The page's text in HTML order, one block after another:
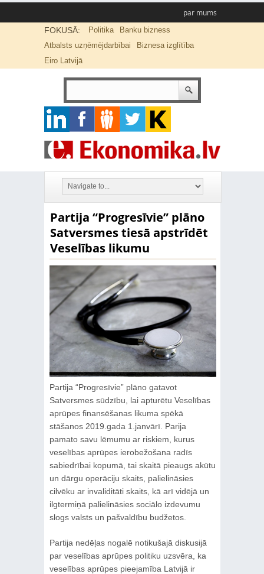
par mums
FOKUSĀ: Politika
Banku bizness
Atbalsts uzņēmējdarbībai
Biznesa izglītība
Eiro Latvijā
Partija “Progresīvie” plāno
Satversmes tiesā apstrīdēt
Veselības likumu
Partija “Progresīvie” plāno gatavot
Satversmes sūdzību, lai apturētu Veselības
aprūpes finansēšanas likuma spēkā
stāšanos 2019.gada 1.janvārī. Parija
pamato savu lēmumu ar riskiem, kurus
veselības aprūpes ierobežošana radīs
sabiedrībai kopumā, tai skaitā pieaugs akūtu
un dārgu operāciju skaits, palielināsies
cilvēku ar invaliditāti skaits, kā arī vidējā un
ilgtermiņā palielināsies sociālo izdevumu
slogs valsts un pašvaldību budžetos.
Partija nedēļas nogalē notikušajā diskusijā
par veselības aprūpes politiku uzsvēra, ka
veselības aprūpes pieejamība Latvijā ir